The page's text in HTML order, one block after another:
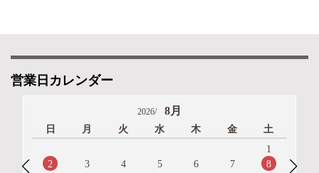
営業日カレンダー
2026/ 8月
日 月 火 水 木 金
土
1
2
3 4 5 6 7
8